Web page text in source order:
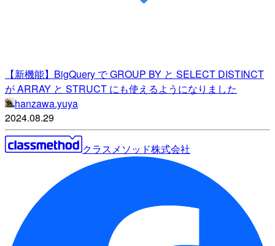
【新機能】BigQuery で GROUP BY と SELECT DISTINCT
が ARRAY と STRUCT にも使えるようになりました
hanzawa.yuya
2024.08.29
クラスメソッド株式会社